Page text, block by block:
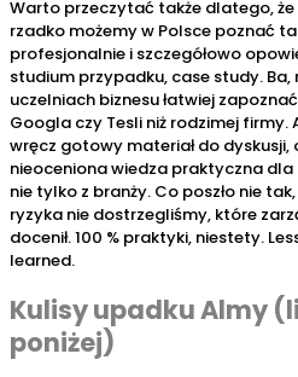
Warto przeczytać także dlatego, że
rzadko możemy w Polsce poznać
profesjonalnie i szczegółowo
studium przypadku, case study. Ba,
uczelniach biznesu łatwiej
Googla czy Tesli niż rodzimej firmy.
wręcz gotowy materiał do dyskusji,
nieoceniona wiedza praktyczna dla
nie tylko z branży. Co poszło nie
ryzyka nie dostrzegliśmy, które
docenił. 100 % praktyki, niestety.
learned.
Kulisy upadku Almy
poniżej)